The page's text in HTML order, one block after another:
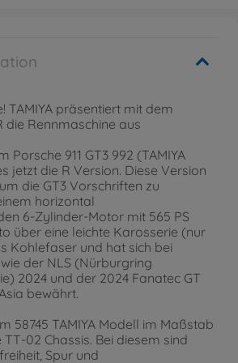
TAMIYA präsentiert mit dem
die Rennmaschine aus
Porsche 911 GT3 992 (TAMIYA
jetzt die R Version. Diese Version
die GT3 Vorschriften zu
horizontal
6-Zylinder-Motor mit 565 PS
über eine leichte Karosserie (nur
Kohlefaser und hat sich bei
der NLS (Nürburgring
2024 und der 2024 Fanatec GT
bewährt.
58745 TAMIYA Modell im Maßstab
TT-02 Chassis. Bei diesem sind
Spur und